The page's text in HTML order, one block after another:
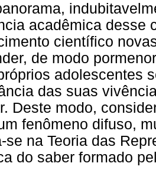
acadêmica desse
científico
de modo
adolescentes
das suas
Deste modo,
fenômeno difuso,
se na Teoria das
do saber formado